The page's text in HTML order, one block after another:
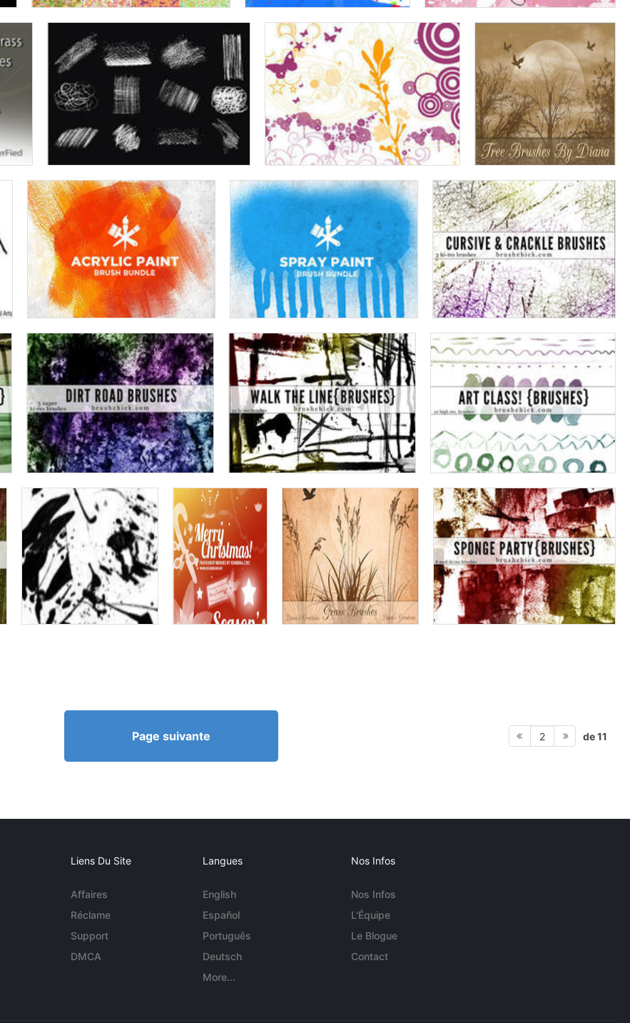
Page suivante 2 de 11
Liens Du Site
Affaires
Réclame
Support
DMCA
Langues
English
Español
Português
Deutsch
More...
Nos Infos
Nos Infos
L'Équipe
Le Blogue
Contact